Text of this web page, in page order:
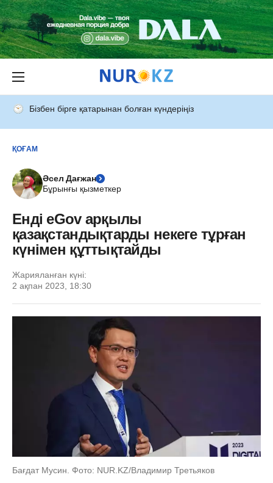
Бізбен бірге қатарынан болған күндеріңіз
ҚОҒАМ
Әсел Дағжан
Бұрынғы қызметкер
Енді eGov арқылы
қазақстандықтарды некеге тұрған
күнімен құттықтайды
Жарияланған күні:
2 ақпан 2023, 18:30
Бағдат Мусин. Фото: NUR.KZ/Владимир Третьяков